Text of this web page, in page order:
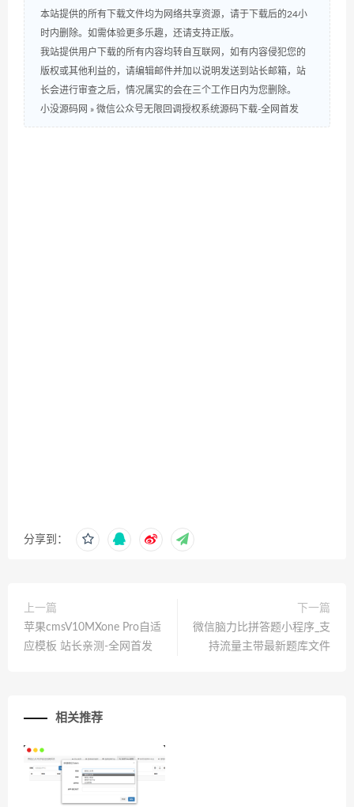
本站提供的所有下载文件均为网络共享资源，请于下载后的24小
时内删除。如需体验更多乐趣，还请支持正版。
我站提供用户下载的所有内容均转自互联网，如有内容侵犯您的
版权或其他利益的，请编辑邮件并加以说明发送到站长邮箱，站
长会进行审查之后，情况属实的会在三个工作日内为您删除。
小没源码网 » 微信公众号无限回调授权系统源码下载-全网首发
分享到：
上一篇
苹果cmsV10MXone Pro自适
应模板 站长亲测-全网首发
下一篇
微信脑力比拼答题小程序_支
持流量主带最新题库文件
相关推荐